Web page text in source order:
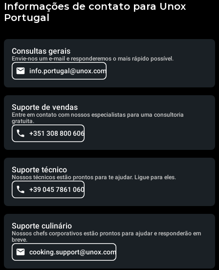
Informações de contato para Unox
Portugal
Consultas gerais
Envie-nos um e-mail e responderemos o mais rápido possível.
info.portugal@unox.com
Suporte de vendas
Entre em contato com nossos especialistas para uma consultoria
gratuita.
+351 308 800 606
Suporte técnico
Nossos técnicos estão prontos para te ajudar. Ligue para eles.
+39 045 7861 060
Suporte culinário
Nossos chefs corporativos estão prontos para ajudar e responderão em
breve.
cooking.support@unox.com